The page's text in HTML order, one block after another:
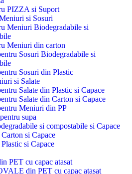
PIZZA si Suport
si Sosuri
Meniuri Biodegradabile si
Meniuri din carton
Sosuri Biodegradabile si
Sosuri din Plastic
si Salate
Salate din Plastic si Capace
Salate din Carton si Capace
Meniuri din PP
supa
si compostabile si Capace
si Capace
si Capace
PET cu capac atasat
din PET cu capac atasat